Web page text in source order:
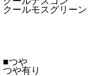
クールモスグリーン
■つや
つや有り